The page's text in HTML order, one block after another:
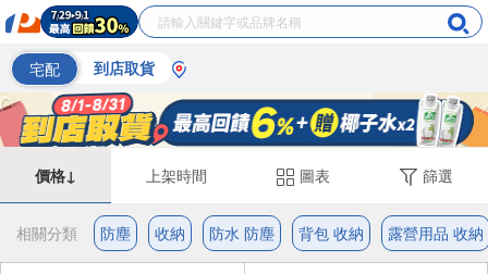
宅配 到店取貨
價格↓ 上架時間 圖表 篩選
相關分類 防塵 收納 防水 防塵 背包 收納 露營用品 收納